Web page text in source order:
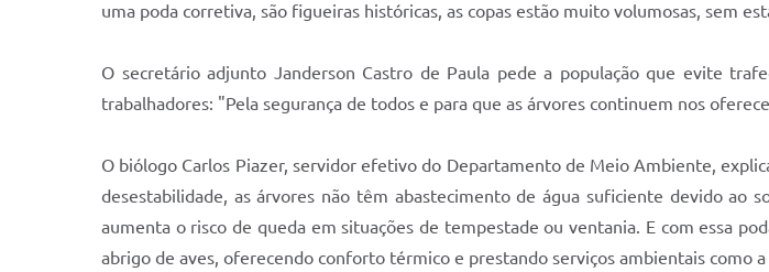
uma poda corretiva, são figueiras históricas, as copas estão muito volumosas, sem
O secretário adjunto Janderson Castro de Paula pede a população que evite
trabalhadores: "Pela segurança de todos e para que as árvores continuem nos
O biólogo Carlos Piazer, servidor efetivo do Departamento de Meio Ambiente,
desestabilidade, as árvores não têm abastecimento de água suficiente devido ao
aumenta o risco de queda em situações de tempestade ou ventania. E com essa
abrigo de aves, oferecendo conforto térmico e prestando serviços ambientais como